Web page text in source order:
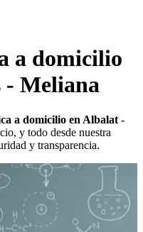
a domicilio
- Meliana
a domicilio en Albalat -
y todo desde nuestra
y transparencia.